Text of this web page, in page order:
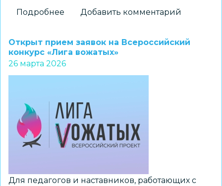
Подробнее
школы
№
215
регион
на
Всероссийских
спортивных
спортивных
Добавить комментарий
Открыт прием заявок на Всероссийский
конкурс «Лига вожатых»
26 марта 2026
Для педагогов и наставников, работающих с